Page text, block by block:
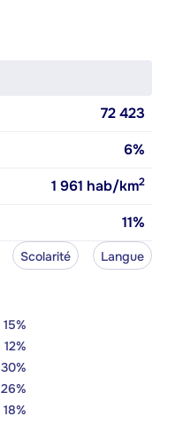
72 423
6%
1 961 hab/km2
11%
Scolarité Langue
15%
12%
30%
26%
18%